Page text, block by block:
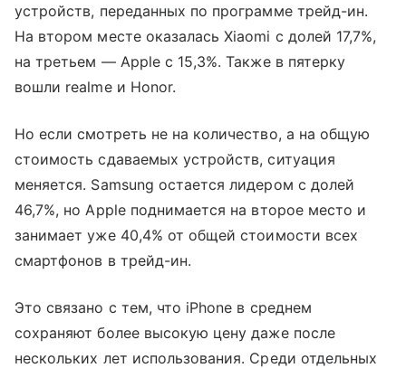
устройств, переданных по программе трейд-ин.
На втором месте оказалась Xiaomi с долей 17,7%,
на третьем — Apple с 15,3%. Также в пятерку
вошли realme и Honor.
Но если смотреть не на количество, а на общую
стоимость сдаваемых устройств, ситуация
меняется. Samsung остается лидером с долей
46,7%, но Apple поднимается на второе место и
занимает уже 40,4% от общей стоимости всех
смартфонов в трейд-ин.
Это связано с тем, что iPhone в среднем
сохраняют более высокую цену даже после
нескольких лет использования. Среди отдельных